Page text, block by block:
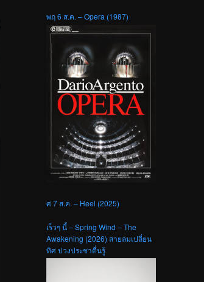
พฤ 6 ส.ค. – Opera (1987)
ศ 7 ส.ค. – Heel (2025)
เร็วๆ นี้ – Spring Wind – The
Awakening (2026) สายลมเปลี่ยน
ทิศ ปวงประชาตื่นรู้